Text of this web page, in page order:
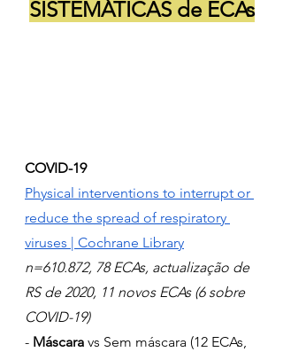
SISTEMÁTICAS de ECAs
COVID-19
Physical interventions to interrupt or
reduce the spread of respiratory
viruses | Cochrane Library
n=610.872, 78 ECAs, actualização de
RS de 2020, 11 novos ECAs (6 sobre
COVID-19)
- Máscara vs Sem máscara (12 ECAs,